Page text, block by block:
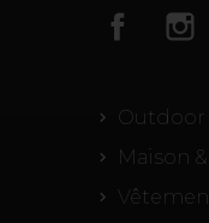
Outdoor
Maison